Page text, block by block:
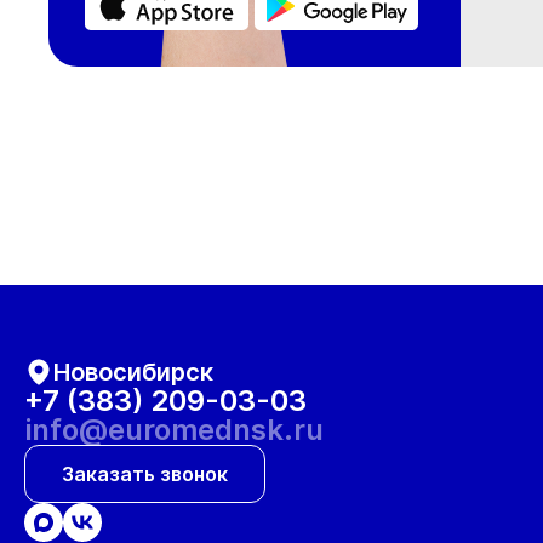
Новосибирск
+7 (383) 209-03-03
info@euromednsk.ru
Заказать звонок